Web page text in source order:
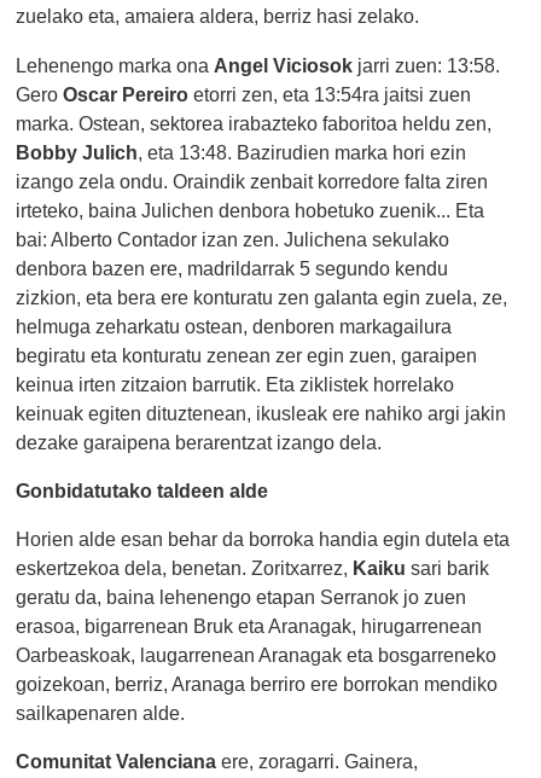
zuelako eta, amaiera aldera, berriz hasi zelako.
Lehenengo marka ona Angel Viciosok jarri zuen: 13:58.
GeroOscar Pereiro etorri zen, eta 13:54ra jaitsi zuen
marka. Ostean, sektorea irabazteko faboritoa heldu zen,
Bobby Julich , eta 13:48. Bazirudien marka hori ezin
izango zela ondu. Oraindik zenbait korredore falta ziren
irteteko, baina Julichen denbora hobetuko zuenik... Eta
bai: Alberto Contador izan zen. Julichena sekulako
denbora bazen ere, madrildarrak 5 segundo kendu
zizkion, eta bera ere konturatu zen galanta egin zuela, ze,
helmuga zeharkatu ostean, denboren markagailura
begiratu eta konturatu zenean zer egin zuen, garaipen
keinua irten zitzaion barrutik. Eta ziklistek horrelako
keinuak egiten dituztenean, ikusleak ere nahiko argi jakin
dezake garaipena berarentzat izango dela.
Gonbidatutako taldeen alde
Horien alde esan behar da borroka handia egin dutela eta
eskertzekoa dela, benetan. Zoritxarrez, Kaiku sari barik
geratu da, baina lehenengo etapan Serranok jo zuen
erasoa, bigarrenean Bruk eta Aranagak, hirugarrenean
Oarbeaskoak, laugarrenean Aranagak eta bosgarreneko
goizekoan, berriz, Aranaga berriro ere borrokan mendiko
sailkapenaren alde.
Comunitat Valenciana ere, zoragarri. Gainera,